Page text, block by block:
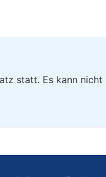
statt. Es kann nicht